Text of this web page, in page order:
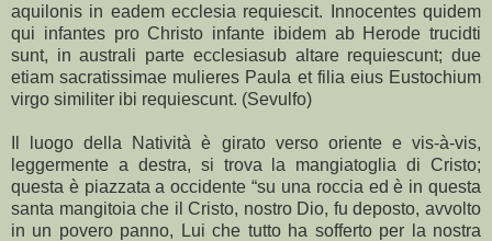
aquilonis in eadem ecclesia requiescit. Innocentes quidem
qui infantes pro Christo infante ibidem ab Herode trucidti
sunt, in australi parte ecclesiasub altare requiescunt; due
etiam sacratissimae mulieres Paula et filia eius Eustochium
virgo similiter ibi requiescunt. (Sevulfo)
Il luogo della Natività è girato verso oriente e vis-à-vis,
leggermente a destra, si trova la mangiatoglia di Cristo;
questa è piazzata a occidente “su una roccia ed è in questa
santa mangitoia che il Cristo, nostro Dio, fu deposto, avvolto
in un povero panno, Lui che tutto ha sofferto per la nostra